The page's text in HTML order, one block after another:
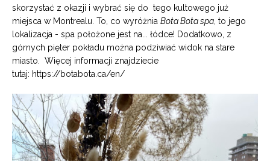
skorzystać z okazji i wybrać się do tego kultowego już
miejsca w Montrealu. To, co wyróżnia Bota Bota spa , to jego
lokalizacja - spa położone jest na... łódce! Dodatkowo, z
górnych pięter pokładu można podziwiać widok na stare
miasto. Więcej informacji znajdziecie
tutaj: https://botabota.ca/en/